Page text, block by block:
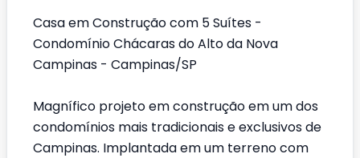
Casa em Construção com 5 Suítes -
Condomínio Chácaras do Alto da Nova
Campinas - Campinas/SP
Magnífico projeto em construção em um dos
condomínios mais tradicionais e exclusivos de
Campinas. Implantada em um terreno com